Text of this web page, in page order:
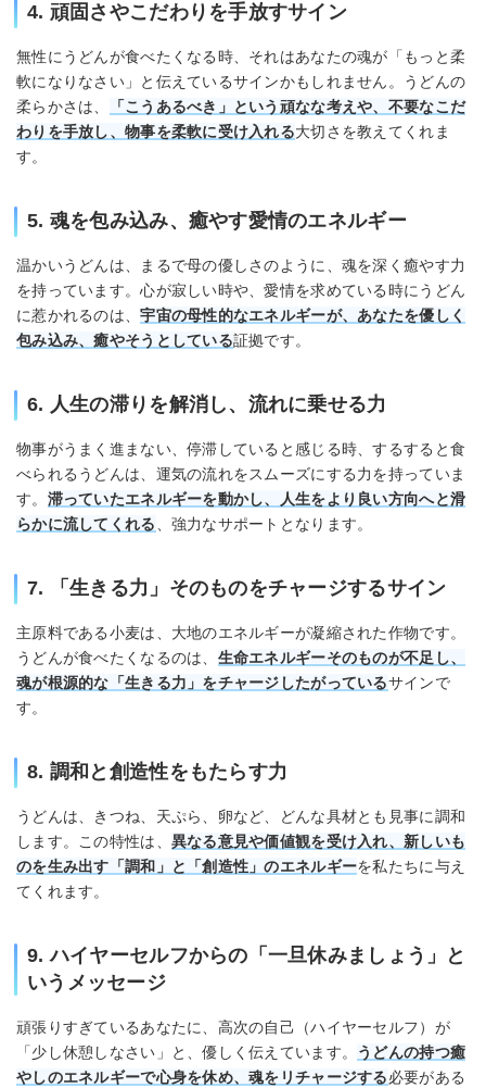
4. 頑固さやこだわりを手放すサイン
無性にうどんが食べたくなる時、それはあなたの魂が「もっと柔
軟になりなさい」と伝えているサインかもしれません。うどんの
柔らかさは、
「こうあるべき」という頑なな考えや、不要なこだ
わりを手放し、物事を柔軟に受け入れる大切さを教えてくれま
す。
5. 魂を包み込み、癒やす愛情のエネルギー
温かいうどんは、まるで母の優しさのように、魂を深く癒やす力
を持っています。心が寂しい時や、愛情を求めている時にうどん
に惹かれるのは、宇宙の母性的なエネルギーが、あなたを優しく
包み込み、癒やそうとしている証拠です。
6. 人生の滞りを解消し、流れに乗せる力
物事がうまく進まない、停滞していると感じる時、するすると食
べられるうどんは、運気の流れをスムーズにする力を持っていま
す。 滞っていたエネルギーを動かし、人生をより良い方向へと滑
らかに流してくれる 、強力なサポートとなります。
7. 「生きる力」そのものをチャージするサイン
主原料である小麦は、大地のエネルギーが凝縮された作物です。
うどんが食べたくなるのは、 生命エネルギーそのものが不足し、
魂が根源的な「生きる力」をチャージしたがっているサインで
す。
8. 調和と創造性をもたらす力
うどんは、きつね、天ぷら、卵など、どんな具材とも見事に調和
します。この特性は、 異なる意見や価値観を受け入れ、新しいも
のを生み出す「調和」と「創造性」のエネルギーを私たちに与え
てくれます。
9. ハイヤーセルフからの「一旦休みましょう」と
いうメッセージ
頑張りすぎているあなたに、高次の自己（ハイヤーセルフ）が
「少し休憩しなさい」と、優しく伝えています。
うどんの持つ癒
やしのエネルギーで心身を休め、魂をリチャージする必要がある